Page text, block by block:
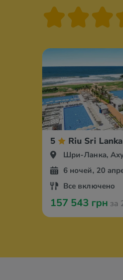
5 Riu Sri Lanka
Шри-Ланка,
6 ночей, 20
Все включено
157 543 грн за 2-х